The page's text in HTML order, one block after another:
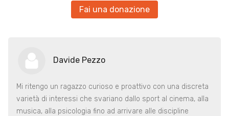
Fai una donazione
Davide Pezzo
Mi ritengo un ragazzo curioso e proattivo con una discreta
varietà di interessi che svariano dallo sport al cinema, alla
musica, alla psicologia fino ad arrivare alle discipline